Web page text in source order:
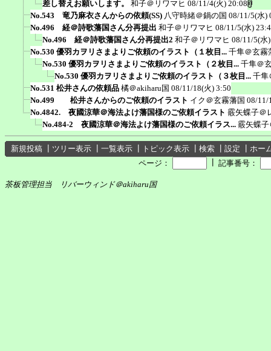
差し替えお願いします。
和子＠リワマヒ 08/11/4(火) 20:08
No.543 竜乃麻衣さんからの依頼(SS) 八守時緒＠鍋の国 08/11/5(水)
No.496 経＠詩歌藩国さん分再提出 和子＠リワマヒ 08/11/5(水)
No.496 経＠詩歌藩国さん分再提出2 和子＠リワマヒ 08/11/5(水
No.530 優羽カヲリさまよりご依頼のイラスト（１枚目... 千隼＠玄霧
No.530 優羽カヲリさまよりご依頼のイラスト（２枚目... 千隼＠
No.530 優羽カヲリさまよりご依頼のイラスト（３枚目... 千隼
No.531 松井さんの依頼品 橘＠akiharu国 08/11/18(火) 3:50
No.499 松井さんからのご依頼のイラスト イク＠玄霧藩国 08/11/
No.4842. 夜國涼華＠海法よけ藩国様のご依頼イラスト 霰矢蝶子＠
No.484-2 夜國涼華＠海法よけ藩国様のご依頼イラス... 霰矢蝶
新規投稿 ツリー表示 一覧表示 トピック表示 検索 設定
ホー
ページ：
記事番号：
茶板管理担当 リバーウィンド＠akiharu国